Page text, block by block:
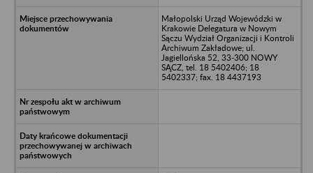
Małopolski Urząd Wojewódzki w
Krakowie Delegatura w Nowym
Sączu Wydział Organizacji i Kontroli
Archiwum Zakładowe; ul.
Jagiellońska 52, 33-300 NOWY
SĄCZ, tel. 18 5402406; 18
5402337; fax. 18 4437193